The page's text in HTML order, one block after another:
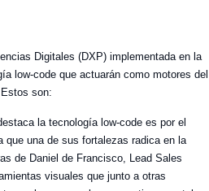
Digitales (DXP) implementada en la
low-code que actuarán como motores del
son:
la tecnología low-code es por el
que una de sus fortalezas radica en la
de Daniel de Francisco, Lead Sales
visuales que junto a otras